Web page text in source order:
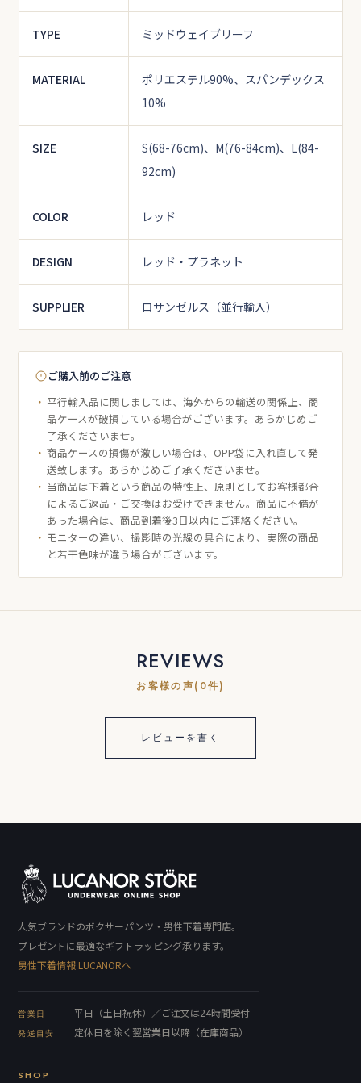
TYPE ミッドウェイブリーフ
MATERIAL
ポリエステル90%、スパンデックス
10%
SIZE
S(68-76cm)、M(76-84cm)、L(84-
92cm)
COLOR レッド
DESIGN レッド・プラネット
SUPPLIER ロサンゼルス（並行輸入）
ご購入前のご注意
平行輸入品に関しましては、海外からの輸送の関係上、商
品ケースが破損している場合がございます。あらかじめご
了承くださいませ。
商品ケースの損傷が激しい場合は、OPP袋に入れ直して発
送致します。あらかじめご了承くださいませ。
当商品は下着という商品の特性上、原則としてお客様都合
によるご返品・ご交換はお受けできません。商品に不備が
あった場合は、商品到着後3日以内にご連絡ください。
モニターの違い、撮影時の光線の具合により、実際の商品
と若干色味が違う場合がございます。
REVIEWS
お客様の声(0件)
レビューを書く
人気ブランドのボクサーパンツ・男性下着専門店。
プレゼントに最適なギフトラッピング承ります。
男性下着情報 LUCANORへ
営業日 平日（土日祝休）／ご注文は24時間受付
発送目安 定休日を除く翌営業日以降（在庫商品）
SHOP